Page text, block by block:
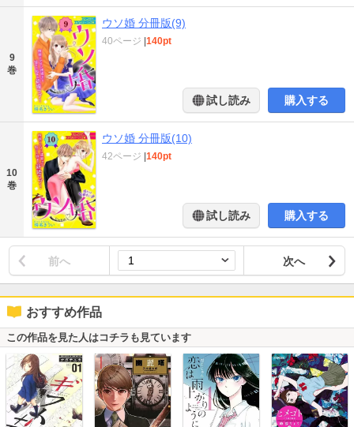
9
巻
ウソ婚 分冊版(9)
40ページ |140pt
試し読み 購入する
10
巻
ウソ婚 分冊版(10)
42ページ |140pt
試し読み 購入する
前へ 次へ
おすすめ作品
この作品を見た人はコチラも見ています